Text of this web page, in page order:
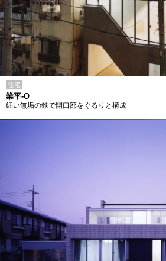
住宅
業平-O
細い無垢の鉄で開口部をぐるりと構成